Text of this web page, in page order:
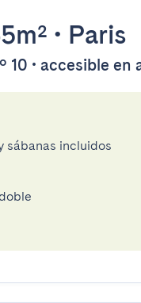
• Paris
10 • accesible en
sábanas incluidos